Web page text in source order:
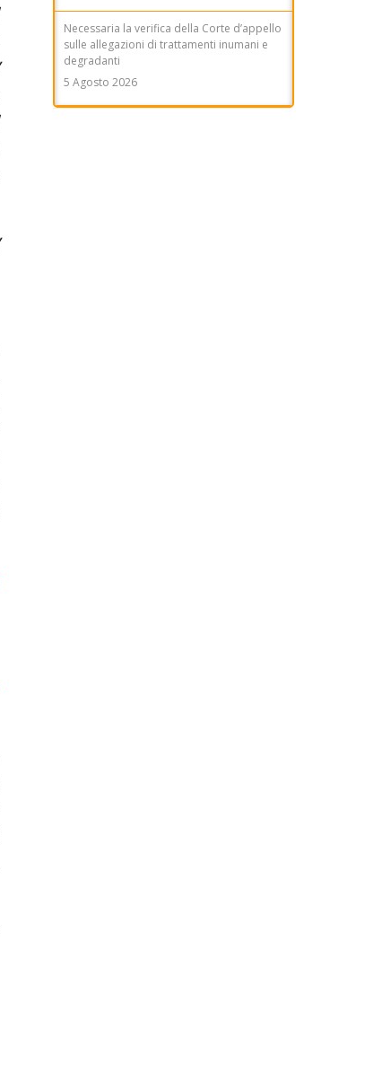
Necessaria la verifica della Corte d’appello
sulle allegazioni di trattamenti inumani e
degradanti
5 Agosto 2026